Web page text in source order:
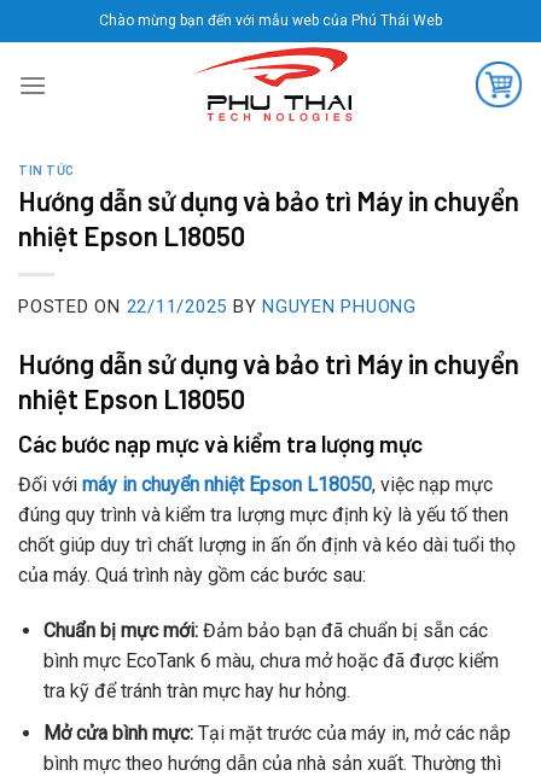
to
content
Chào mừng bạn đến với mẫu web của Phú Thái Web
TIN TỨC
Hướng dẫn sử dụng và bảo trì Máy in chuyển
nhiệt Epson L18050
POSTED ON 22/11/2025 BY NGUYEN PHUONG
Hướng dẫn sử dụng và bảo trì Máy in chuyển
nhiệt Epson L18050
Các bước nạp mực và kiểm tra lượng mực
Đối với máy in chuyển nhiệt Epson L18050, việc nạp mực
đúng quy trình và kiểm tra lượng mực định kỳ là yếu tố then
chốt giúp duy trì chất lượng in ấn ổn định và kéo dài tuổi thọ
của máy. Quá trình này gồm các bước sau:
Chuẩn bị mực mới:Đảm bảo bạn đã chuẩn bị sẵn các
bình mực EcoTank 6 màu, chưa mở hoặc đã được kiểm
tra kỹ để tránh tràn mực hay hư hỏng.
Mở cửa bình mực:Tại mặt trước của máy in, mở các nắp
bình mực theo hướng dẫn của nhà sản xuất. Thường thì